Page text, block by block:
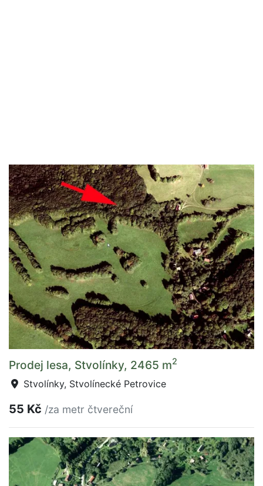
Prodej lesa, Stvolínky, 2465 m2
Stvolínky, Stvolínecké Petrovice
55 Kč /za metr čtvereční